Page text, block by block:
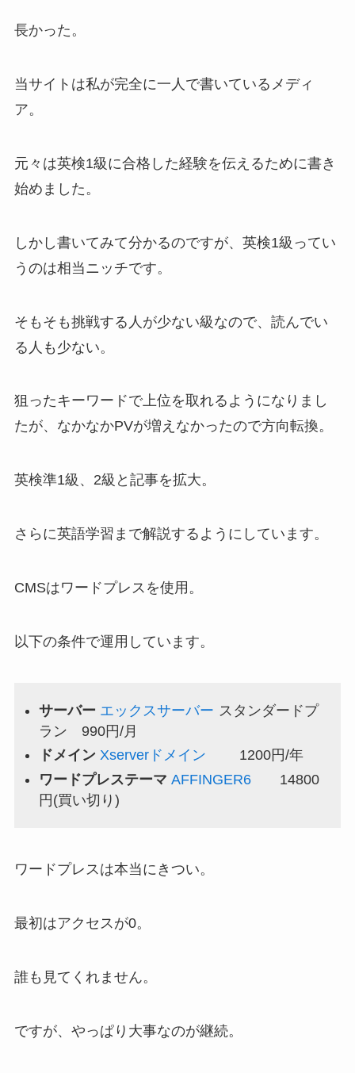
長かった。
当サイトは私が完全に一人で書いているメディ
ア。
元々は英検1級に合格した経験を伝えるために書き
始めました。
しかし書いてみて分かるのですが、英検1級ってい
うのは相当ニッチです。
そもそも挑戦する人が少ない級なので、読んでい
る人も少ない。
狙ったキーワードで上位を取れるようになりまし
たが、なかなかPVが増えなかったので方向転換。
英検準1級、2級と記事を拡大。
さらに英語学習まで解説するようにしています。
CMSはワードプレスを使用。
以下の条件で運用しています。
サーバー エックスサーバー スタンダードプ
ラン 990円/月
ドメイン Xserverドメイン
1200円/年
ワードプレステーマ AFFINGER6 14800
円(買い切り)
ワードプレスは本当にきつい。
最初はアクセスが0。
誰も見てくれません。
ですが、やっぱり大事なのが継続。